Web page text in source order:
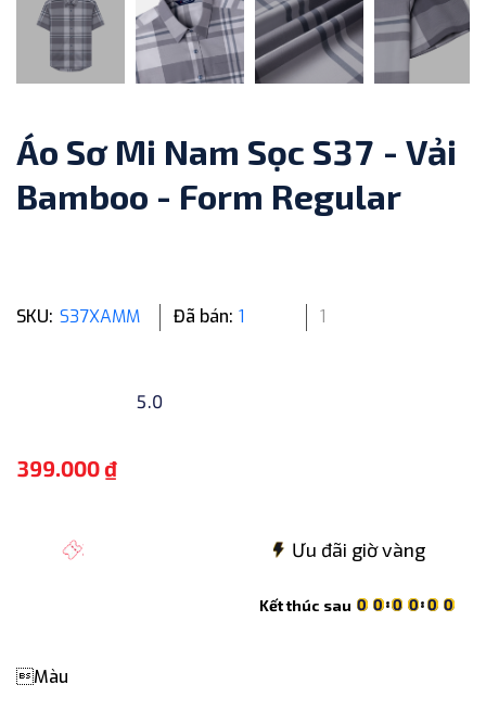
Áo Sơ Mi Nam Sọc S37 - Vải
Bamboo - Form Regular
SKU: S37XAMM Đã bán: 1 1
5.0
399.000 ₫
Ưu đãi giờ vàng
Kết thúc sau 0
0
0
0 0
0
0
0 0
0
0
0 0
0
0
0 0
0
0
0 0
0
0
0
Màu